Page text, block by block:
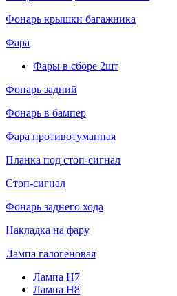
Фонарь крышки багажника
Фара
Фары в сборе 2шт
Фонарь задний
Фонарь в бампер
Фара противотуманная
Планка под стоп-сигнал
Стоп-сигнал
Фонарь заднего хода
Накладка на фару
Лампа галогеновая
Лампа H7
Лампа H8